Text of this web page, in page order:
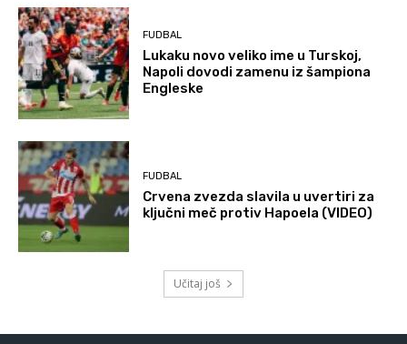
FUDBAL
Lukaku novo veliko ime u Turskoj,
Napoli dovodi zamenu iz šampiona
Engleske
FUDBAL
Crvena zvezda slavila u uvertiri za
ključni meč protiv Hapoela (VIDEO)
Učitaj još